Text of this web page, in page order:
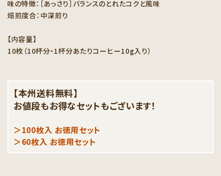
味の特徴：［あっさり］バランスのとれたコクと風味
焙煎度合：中深煎り
【内容量】
10枚（10杯分・1杯分あたりコーヒー10g入り）
【本州送料無料】
お値段もお得なセットもございます！
＞100枚入 お徳用セット
＞60枚入 お徳用セット